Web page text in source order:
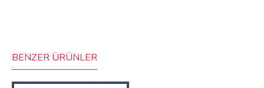
BENZER ÜRÜNLER